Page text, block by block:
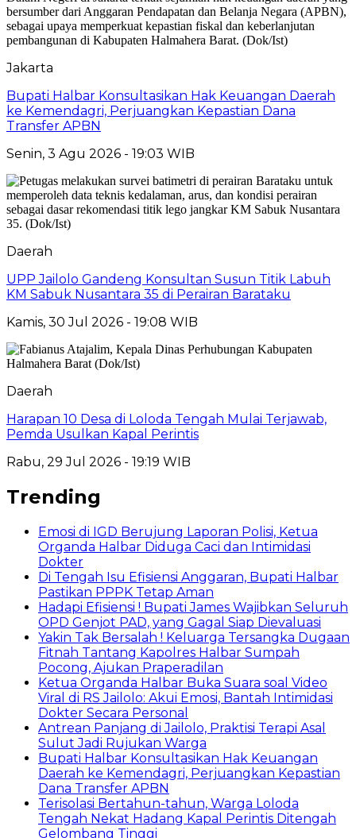
Jakarta
Bupati Halbar Konsultasikan Hak Keuangan Daerah
ke Kemendagri, Perjuangkan Kepastian Dana
Transfer APBN
Senin, 3 Agu 2026 - 19:03 WIB
Daerah
UPP Jailolo Gandeng Konsultan Susun Titik Labuh
KM Sabuk Nusantara 35 di Perairan Barataku
Kamis, 30 Jul 2026 - 19:08 WIB
Daerah
Harapan 10 Desa di Loloda Tengah Mulai Terjawab,
Pemda Usulkan Kapal Perintis
Rabu, 29 Jul 2026 - 19:19 WIB
Trending
Emosi di IGD Berujung Laporan Polisi, Ketua
Organda Halbar Diduga Caci dan Intimidasi
Dokter
Di Tengah Isu Efisiensi Anggaran, Bupati Halbar
Pastikan PPPK Tetap Aman
Hadapi Efisiensi ! Bupati James Wajibkan Seluruh
OPD Genjot PAD, yang Gagal Siap Dievaluasi
Yakin Tak Bersalah ! Keluarga Tersangka Dugaan
Fitnah Tantang Kapolres Halbar Sumpah
Pocong, Ajukan Praperadilan
Ketua Organda Halbar Buka Suara soal Video
Viral di RS Jailolo: Akui Emosi, Bantah Intimidasi
Dokter Secara Personal
Antrean Panjang di Jailolo, Praktisi Terapi Asal
Sulut Jadi Rujukan Warga
Bupati Halbar Konsultasikan Hak Keuangan
Daerah ke Kemendagri, Perjuangkan Kepastian
Dana Transfer APBN
Terisolasi Bertahun-tahun, Warga Loloda
Tengah Nekat Hadang Kapal Perintis Ditengah
Gelombang Tinggi